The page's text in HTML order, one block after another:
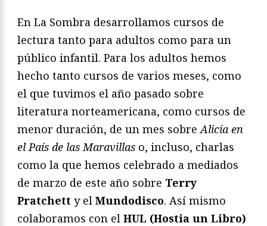
En La Sombra desarrollamos cursos de
lectura tanto para adultos como para un
público infantil. Para los adultos hemos
hecho tanto cursos de varios meses, como
el que tuvimos el año pasado sobre
literatura norteamericana, como cursos de
menor duración, de un mes sobre Alicia en
el País de las Maravillas o, incluso, charlas
como la que hemos celebrado a mediados
de marzo de este año sobre Terry
Pratchett y el Mundodisco. Así mismo
colaboramos con el HUL (Hostia un Libro)